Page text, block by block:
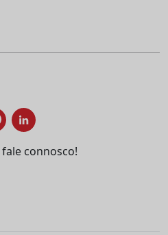
fale connosco!